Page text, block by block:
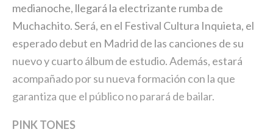
medianoche, llegará la electrizante rumba de
Muchachito. Será, en el Festival Cultura Inquieta, el
esperado debut en Madrid de las canciones de su
nuevo y cuarto álbum de estudio. Además, estará
acompañado por su nueva formación con la que
garantiza que el público no parará de bailar.
PINK TONES